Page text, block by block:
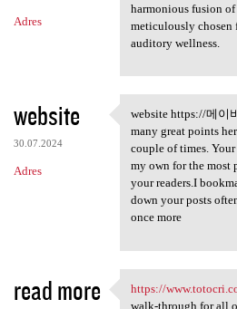
Adres
harmonious fusion
meticulously chosen
auditory wellness.
website
30.07.2024
Adres
website https://
website https://메이
many great points
couple of times.
my own for the most
your readers.I
down your posts
once more
read more https://
https://
walk-through for all